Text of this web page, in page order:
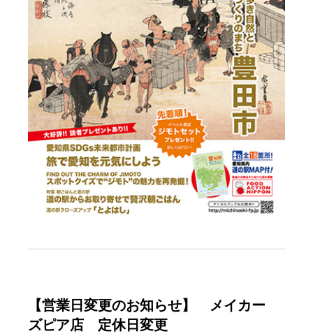
【営業日変更のお知らせ】 メイカー
ズピア店 定休日変更